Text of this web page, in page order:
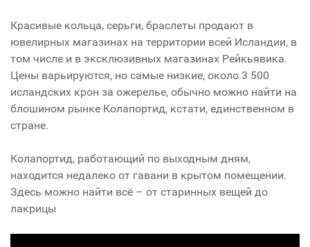
Красивые кольца, серьги, браслеты продают в
ювелирных магазинах на территории всей Исландии, в
том числе и в эксклюзивных магазинах Рейкьявика.
Цены варьируются, но самые низкие, около 3 500
исландских крон за ожерелье, обычно можно найти на
блошином рынке Колапортид, кстати, единственном в
стране.
Колапортид, работающий по выходным дням,
находится недалеко от гавани в крытом помещении.
Здесь можно найти всё – от старинных вещей до
лакрицы